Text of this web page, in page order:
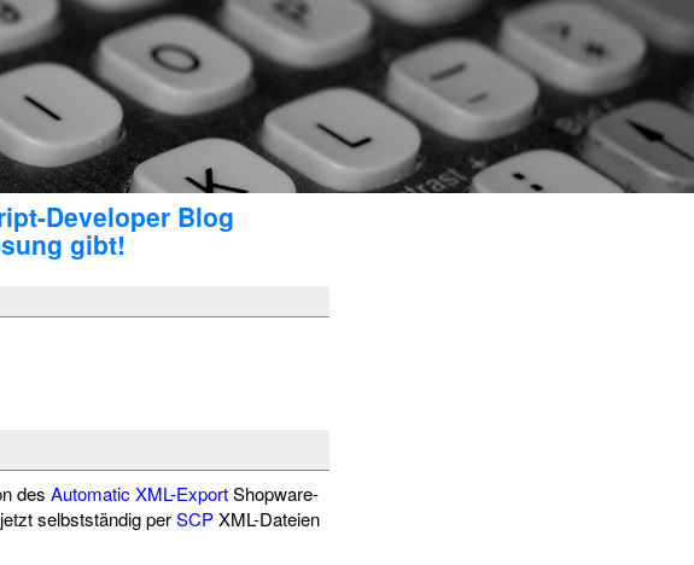
Developer Blog
gibt!
des Automatic XML-ExportShopware-
selbstständig perSCPXML-Dateien